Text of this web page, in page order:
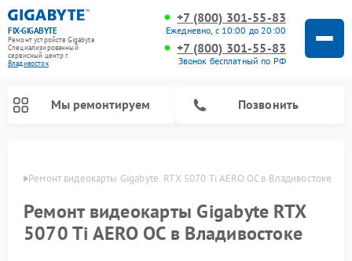
FIX-GIGABYTE
Ремонт устройств Gigabyte
Специализированный
cервисный центр г.
Владивосток
+7 (800) 301-55-83
Ежедневно, с 10:00 до 20:00
+7 (800) 301-55-83
Звонок бесплатный по РФ
Мы ремонтируем Позвонить
Ремонт видеокарты Gigabyte  RTX 5070 Ti AERO OC в Владивостоке
Ремонт видеокарты Gigabyte RTX
5070 Ti AERO OC в Владивостоке